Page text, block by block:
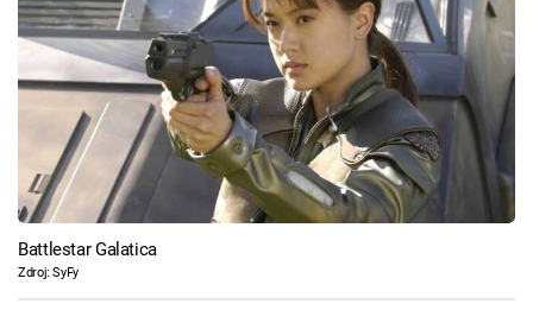
Battlestar Galatica
Zdroj: SyFy